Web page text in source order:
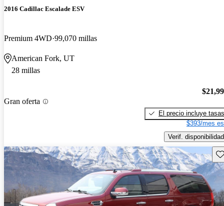
2016 Cadillac Escalade ESV
Premium 4WD 99,070 millas
American Fork, UT
28 millas
Gran oferta
El precio incluye tasas
$393/mes
Verif. disponibilidad